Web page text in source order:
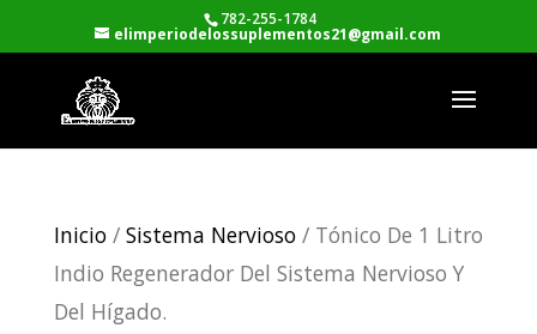
782-255-1784
elimperiodelossuplementos21@gmail.com
Inicio/ Sistema Nervioso/ Tónico De 1 Litro
Indio Regenerador Del Sistema Nervioso Y
Del Hígado.